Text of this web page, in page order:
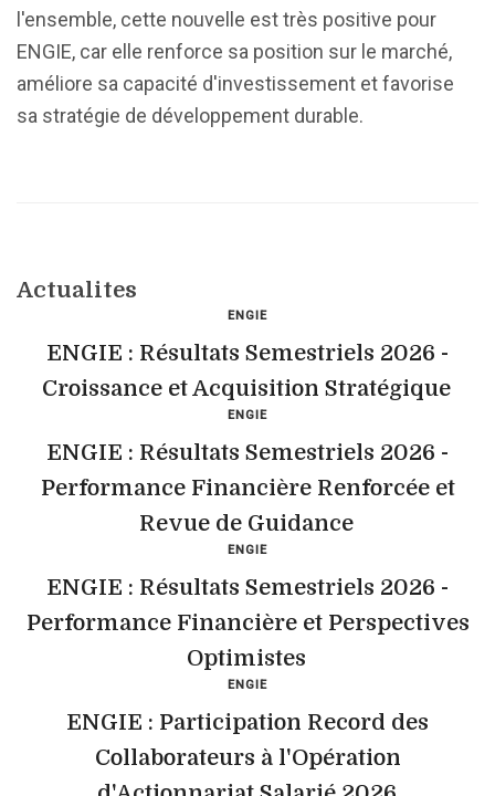
l'ensemble, cette nouvelle est très positive pour
ENGIE, car elle renforce sa position sur le marché,
améliore sa capacité d'investissement et favorise
sa stratégie de développement durable.
Actualites
ENGIE
ENGIE : Résultats Semestriels 2026 -
Croissance et Acquisition Stratégique
ENGIE
ENGIE : Résultats Semestriels 2026 -
Performance Financière Renforcée et
Revue de Guidance
ENGIE
ENGIE : Résultats Semestriels 2026 -
Performance Financière et Perspectives
Optimistes
ENGIE
ENGIE : Participation Record des
Collaborateurs à l'Opération